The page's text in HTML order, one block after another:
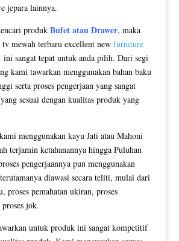
jepara lainnya.
produk Bufet atau Drawer, maka
mewah terbaru excellent new furniture
sangat tepat untuk anda pilih. Dari segi
kami tawarkan menggunakan bahan baku
serta proses pengerjaan yang sangat
sesuai dengan kualitas produk yang
menggunakan kayu Jati atau Mahoni
terjamin ketahanannya hingga Puluhan
pengerjaannya pun menggunakan
diawasi secara teliti, mulai dari
proses pemahatan ukiran, proses
jok.
untuk produk ini sangat kompetitif